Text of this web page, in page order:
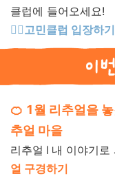
클럽에 들어오세요!
👉🏻고민클럽 입장하
🍊 1월 리추얼을
추얼 마을
리추얼 l 내 이야기로
얼 구경하기